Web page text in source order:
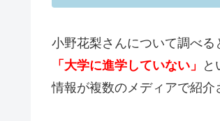
小野花梨さんについて調べる
「大学に進学していない」
と
情報が複数のメディアで紹介